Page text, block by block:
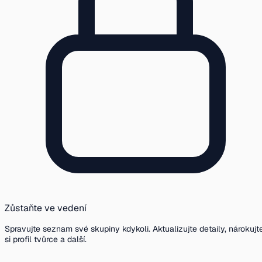
Zůstaňte ve vedení
Spravujte seznam své skupiny kdykoli. Aktualizujte detaily,
si profil tvůrce a další.